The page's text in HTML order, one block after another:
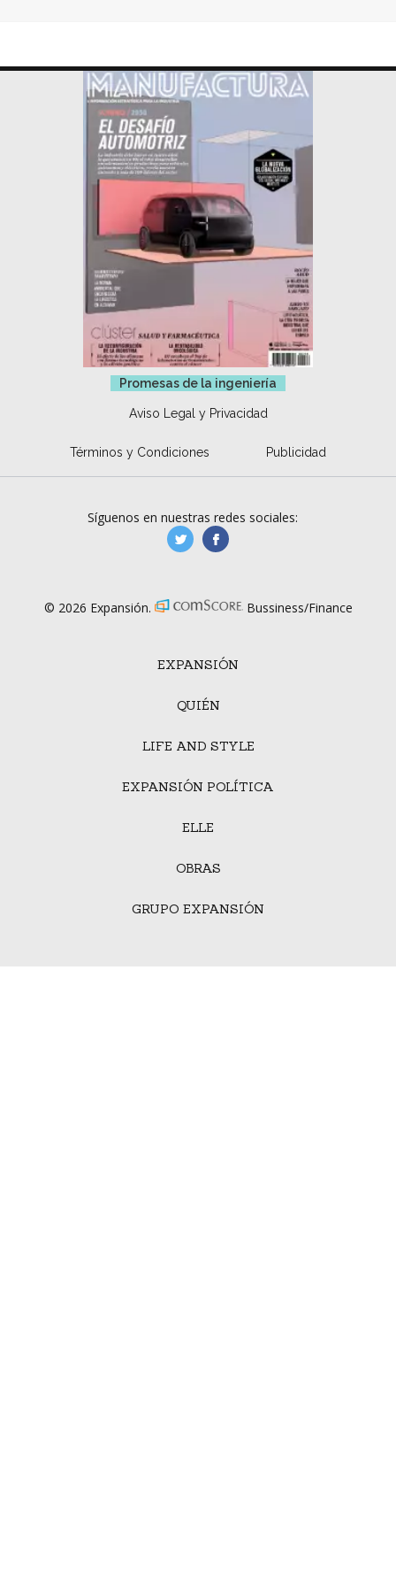
Promesas de la ingeniería
Aviso Legal y Privacidad
Términos y Condiciones Publicidad
EXPANSIÓN
QUIÉN
LIFE AND STYLE
EXPANSIÓN POLÍTICA
ELLE
OBRAS
GRUPO EXPANSIÓN
Síguenos en nuestras redes sociales:
manufacturaGE
© 2026 Expansión. Bussiness/Finance